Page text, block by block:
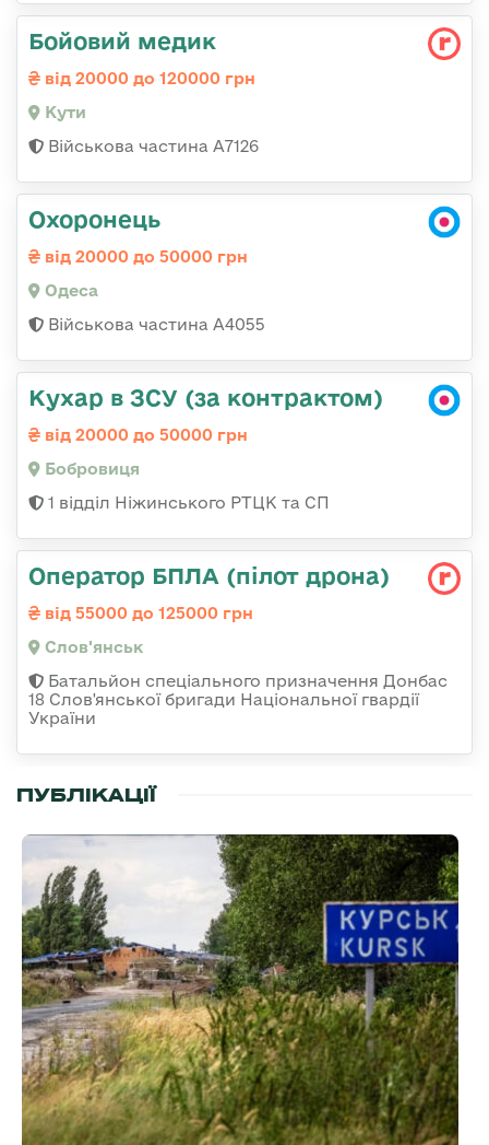
Бойовий медик
від 20000 до 120000 грн
Кути
Військова частина А7126
Охоронець
від 20000 до 50000 грн
Одеса
Військова частина А4055
Кухар в ЗСУ (за контрактом)
від 20000 до 50000 грн
Бобровиця
1 відділ Ніжинського РТЦК та СП
Оператор БПЛА (пілот дрона)
від 55000 до 125000 грн
Слов'янськ
Батальйон спеціального призначення Донбас
18 Слов'янської бригади Національної гвардії
України
ПУБЛІКАЦІЇ